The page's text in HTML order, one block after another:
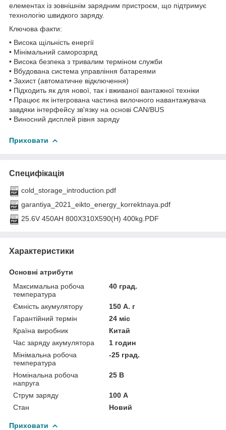
елементах із зовнішнім зарядним пристроєм, що підтримує
технологію швидкого заряду.
Ключова факти:
• Висока щільність енергії
• Мінімальний саморозряд
• Висока безпека з тривалим терміном служби
• Вбудована система управління батареями
• Захист (автоматичне відключення)
• Підходить як для нової, так і вживаної вантажної техніки
• Працює як інтегрована частина вилочного навантажувача
завдяки інтерфейсу зв'язку на основі CAN/BUS
• Виносний дисплей рівня заряду
Приховати
Специфікація
cold_storage_introduction.pdf
garantiya_2021_eikto_energy_korrektnaya.pdf
25.6V 450AH 800X310X590(H) 400kg.PDF
Характеристики
Основні атрибути
Максимальна робоча
температура
40 град.
Ємність акумулятору
150 А. г
Гарантійний термін
24 міс
Країна виробник
Китай
Час заряду акумулятора
1 годин
Мінімальна робоча
температура
-25 град.
Номінальна робоча
напруга
25 В
Струм заряду
100 А
Стан
Новий
Приховати